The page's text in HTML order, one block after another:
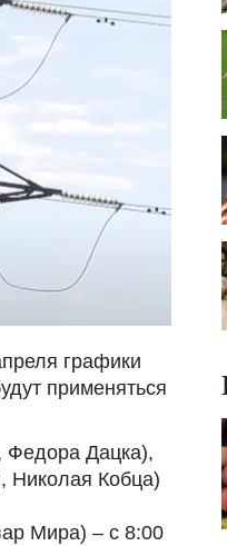
графики
применяться
Федора Дацка),
Николая Кобца)
Мира) – с 8:00